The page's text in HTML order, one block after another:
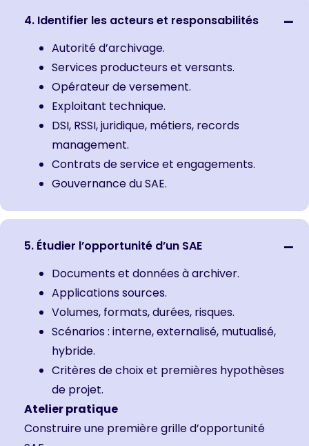
4. Identifier les acteurs et responsabilités
Autorité d’archivage.
Services producteurs et versants.
Opérateur de versement.
Exploitant technique.
DSI, RSSI, juridique, métiers, records
management.
Contrats de service et engagements.
Gouvernance du SAE.
5. Étudier l’opportunité d’un SAE
Documents et données à archiver.
Applications sources.
Volumes, formats, durées, risques.
Scénarios : interne, externalisé, mutualisé,
hybride.
Critères de choix et premières hypothèses
de projet.
Atelier pratique
Construire une première grille d’opportunité